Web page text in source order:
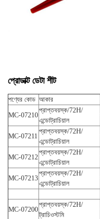
প্রোডাক্ট ডেটা শীট
পণ্যের কোড আকার
MC-07210
প্রাপ্তবয়স্ক/72H/
এন্ডোট্রাচিয়াল
MC-07211
প্রাপ্তবয়স্ক/72H/
এন্ডোট্রাচিয়াল
MC-07212
প্রাপ্তবয়স্ক/72H/
এন্ডোট্রাচিয়াল
MC-07213
প্রাপ্তবয়স্ক/72H/
এন্ডোট্রাচিয়াল
MC-07200
প্রাপ্তবয়স্ক/72H/
ট্রাচিওস্টমি